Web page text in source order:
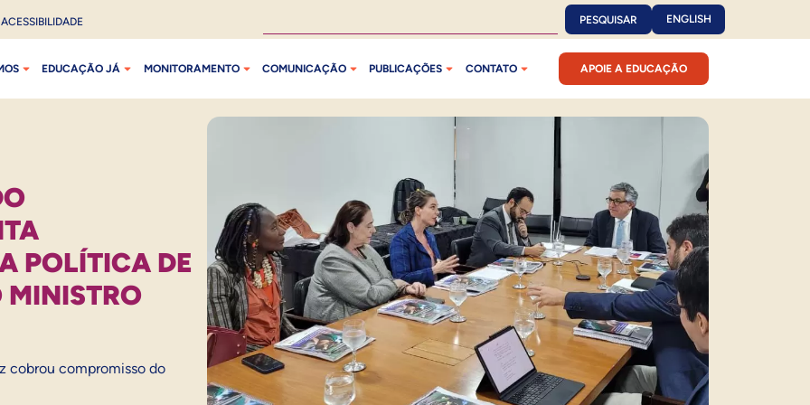
ACESSIBILIDADE PESQUISAR ENGLISH
EDUCAÇÃO JÁ MONITORAMENTO COMUNICAÇÃO PUBLICAÇÕES CONTATO APOIE A EDUCAÇÃO
POLÍTICA DE
cobrou compromisso do